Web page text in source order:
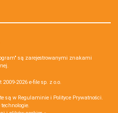
są zarejestrowanymi znakami
2009-2026 e-file sp. z o.o.
są w Regulaminie i Polityce Prywatności.
.